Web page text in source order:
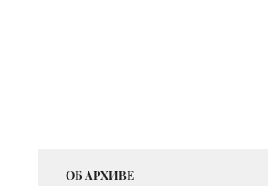
ОБ АРХИВЕ